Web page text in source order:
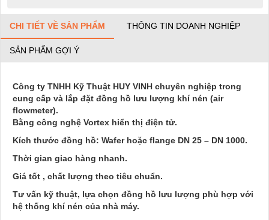
CHI TIẾT VỀ SẢN PHẨM THÔNG TIN DOANH NGHIỆP
SẢN PHẨM GỢI Ý
Công ty TNHH Kỹ Thuật HUY VINH chuyên nghiệp trong
cung cấp và lắp đặt đồng hồ lưu lượng khí nén (air
flowmeter).
Bằng công nghệ Vortex hiển thị điện tử.
Kích thước đồng hồ: Wafer hoặc flange DN 25 – DN 1000.
Thời gian giao hàng nhanh.
Giá tốt , chất lượng theo tiêu chuẩn.
Tư vấn kỹ thuật, lựa chọn đồng hồ lưu lượng phù hợp với
hệ thống khí nén của nhà máy.